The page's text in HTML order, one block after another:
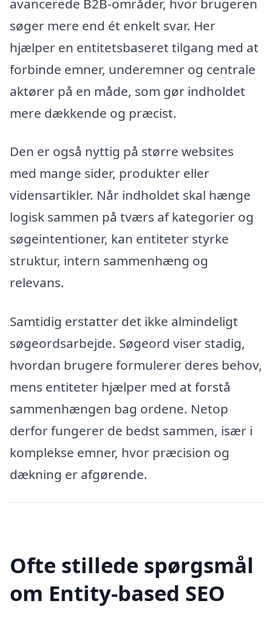
avancerede B2B-områder, hvor brugeren
søger mere end ét enkelt svar. Her
hjælper en entitetsbaseret tilgang med at
forbinde emner, underemner og centrale
aktører på en måde, som gør indholdet
mere dækkende og præcist.
Den er også nyttig på større websites
med mange sider, produkter eller
vidensartikler. Når indholdet skal hænge
logisk sammen på tværs af kategorier og
søgeintentioner, kan entiteter styrke
struktur, intern sammenhæng og
relevans.
Samtidig erstatter det ikke almindeligt
søgeordsarbejde. Søgeord viser stadig,
hvordan brugere formulerer deres behov,
mens entiteter hjælper med at forstå
sammenhængen bag ordene. Netop
derfor fungerer de bedst sammen, især i
komplekse emner, hvor præcision og
dækning er afgørende.
Ofte stillede spørgsmål
om Entity-based SEO